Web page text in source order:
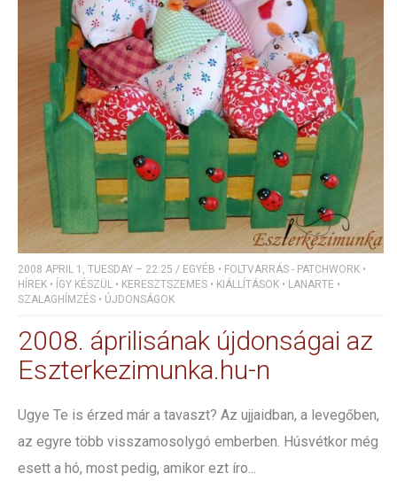
2008 APRIL 1, TUESDAY – 22:25 / EGYÉB • FOLTVARRÁS - PATCHWORK •
HÍREK • ÍGY KÉSZÜL • KERESZTSZEMES • KIÁLLÍTÁSOK • LANARTE •
SZALAGHÍMZÉS • ÚJDONSÁGOK
2008. áprilisának újdonságai az
Eszterkezimunka.hu-n
Ugye Te is érzed már a tavaszt? Az ujjaidban, a levegőben,
az egyre több visszamosolygó emberben. Húsvétkor még
esett a hó, most pedig, amikor ezt íro...